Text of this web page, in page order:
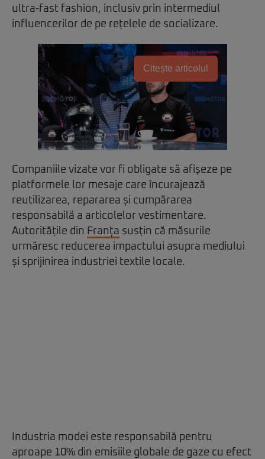
ultra-fast fashion, inclusiv prin intermediul
influencerilor de pe rețelele de socializare.
Citește articolul
Companiile vizate vor fi obligate să afișeze pe
platformele lor mesaje care încurajează
reutilizarea, repararea și cumpărarea
responsabilă a articolelor vestimentare.
Autoritățile din Franța susțin că măsurile
urmăresc reducerea impactului asupra mediului
și sprijinirea industriei textile locale.
Industria modei este responsabilă pentru
aproape 10% din emisiile globale de gaze cu efect